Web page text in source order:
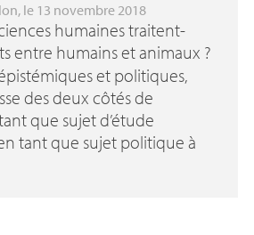
, le 13 novembre 2018
humaines traitent-
entre humains et animaux ?
et politiques,
des deux côtés de
que sujet d’étude
tant que sujet politique à